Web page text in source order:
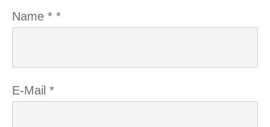
Name * *
E-Mail *